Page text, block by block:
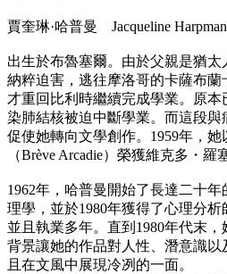
賈奎琳·哈普曼 Jacqueline Harpman
出生於布魯塞爾。由於父親是猶
納粹迫害，逃往摩洛哥的卡薩布蘭
才重回比利時繼續完成學業。原
染肺結核被迫中斷學業。而這段
促使她轉向文學創作。1959年，她
（Brève Arcadie）榮獲維克多・羅
1962年，哈普曼開始了長達二十
理學，並於1980年獲得了心理分析
並且執業多年。直到1980年代末
背景讓她的作品對人性、潛意識
且在文風中展現冷冽的一面。